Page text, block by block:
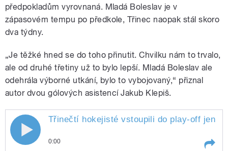
předpokladům vyrovnaná. Mladá Boleslav je v
zápasovém tempu po předkole, Třinec naopak stál skoro
dva týdny.
„Je těžké hned se do toho přinutit. Chvilku nám to trvalo,
ale od druhé třetiny už to bylo lepší. Mladá Boleslav ale
odehrála výborné utkání, bylo to vybojovaný,“ přiznal
autor dvou gólových asistencí Jakub Klepiš.
Třinečtí hokejisté vstoupili do play-off jen
0:00